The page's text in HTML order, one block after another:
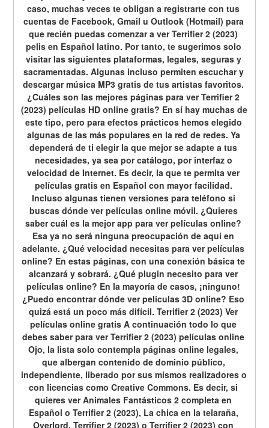
caso, muchas veces te obligan a registrarte con tus
cuentas de Facebook, Gmail u Outlook (Hotmail) para
que recién puedas comenzar a ver Terrifier 2 (2023)
pelis en Español latino. Por tanto, te sugerimos solo
visitar las siguientes plataformas, legales, seguras y
sacramentadas. Algunas incluso permiten escuchar y
descargar música MP3 gratis de tus artistas favoritos.
¿Cuáles son las mejores páginas para ver Terrifier 2
(2023) películas HD online gratis? En sí hay muchas de
este tipo, pero para efectos prácticos hemos elegido
algunas de las más populares en la red de redes. Ya
dependerá de ti elegir la que mejor se adapte a tus
necesidades, ya sea por catálogo, por interfaz o
velocidad de Internet. Es decir, la que te permita ver
películas gratis en Español con mayor facilidad.
Incluso algunas tienen versiones para teléfono si
buscas dónde ver películas online móvil. ¿Quieres
saber cuál es la mejor app para ver películas online?
Esa ya no será ninguna preocupación de aquí en
adelante. ¿Qué velocidad necesitas para ver películas
online? En estas páginas, con una conexión básica te
alcanzará y sobrará. ¿Qué plugin necesito para ver
películas online? En la mayoría de casos, ¡ninguno!
¿Puedo encontrar dónde ver películas 3D online? Eso
quizá está un poco más difícil. Terrifier 2 (2023) Ver
películas online gratis A continuación todo lo que
debes saber para ver Terrifier 2 (2023) películas online
Ojo, la lista solo contempla páginas online legales,
que albergan contenido de dominio público,
independiente, liberado por sus mismos realizadores o
con licencias como Creative Commons. Es decir, si
quieres ver Animales Fantásticos 2 completa en
Español o Terrifier 2 (2023), La chica en la telaraña,
Overlord, Terrifier 2 (2023) o Terrifier 2 (2023) con